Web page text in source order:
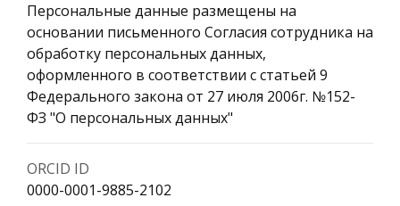
Персональные данные размещены на
основании письменного Согласия сотрудника на
обработку персональных данных,
оформленного в соответствии с статьей 9
Федерального закона от 27 июля 2006г. №152-
ФЗ "О персональных данных"
ORCID ID
0000-0001-9885-2102